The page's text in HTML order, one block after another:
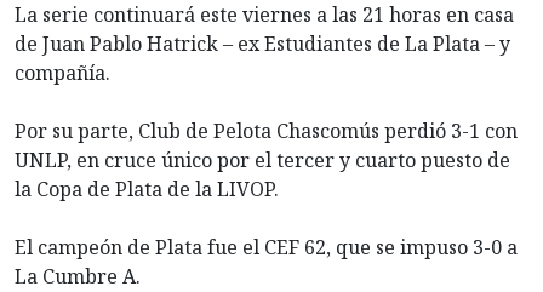
La serie continuará este viernes a las 21 horas en casa
de Juan Pablo Hatrick – ex Estudiantes de La Plata – y
compañía.
Por su parte, Club de Pelota Chascomús perdió 3-1 con
UNLP, en cruce único por el tercer y cuarto puesto de
la Copa de Plata de la LIVOP.
El campeón de Plata fue el CEF 62, que se impuso 3-0 a
La Cumbre A.